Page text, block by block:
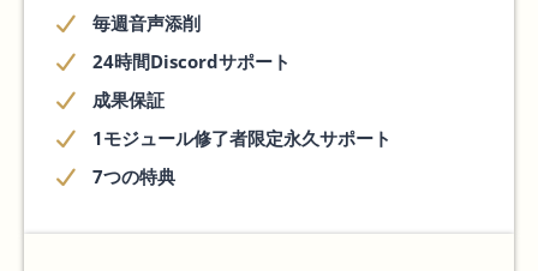
毎週音声添削
24時間Discordサポート
成果保証
1モジュール修了者限定永久サポート
7つの特典